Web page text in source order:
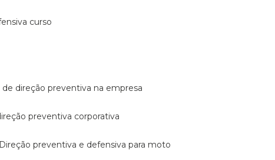
curso
de direção preventiva na empresa
preventiva corporativa
direção preventiva e defensiva para moto